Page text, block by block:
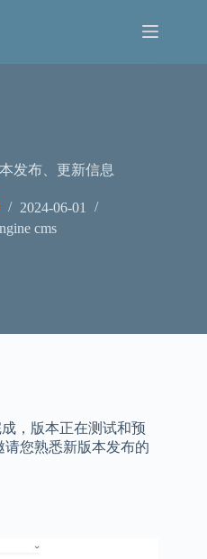
发布、更新信息
2024-06-01
cms
，版本正在测试和预
您熟悉新版本发布的